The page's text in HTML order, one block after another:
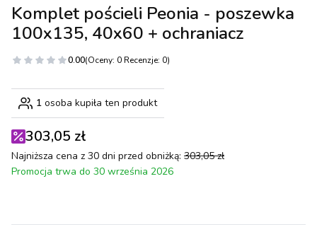
Komplet pościeli Peonia - poszewka
100x135, 40x60 + ochraniacz
0.00(Oceny: 0 Recenzje: 0)
1 osoba kupiła ten produkt
303,05 zł
Najniższa cena z 30 dni przed obniżką: 303,05 zł
Promocja trwa do 30 września 2026